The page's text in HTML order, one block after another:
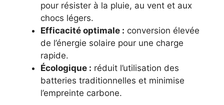
pour résister à la pluie, au vent et aux
chocs légers.
Efficacité optimale : conversion élevée
de l’énergie solaire pour une charge
rapide.
Écologique : réduit l’utilisation des
batteries traditionnelles et minimise
l’empreinte carbone.